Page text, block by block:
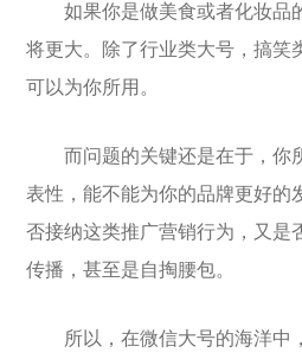
如果你是做美食或者化妆品
将更大。除了行业类大号，搞笑
可以为你所用。
而问题的关键还是在于，你
表性，能不能为你的品牌更好的
否接纳这类推广营销行为，又是
传播，甚至是自掏腰包。
所以，在微信大号的海洋中